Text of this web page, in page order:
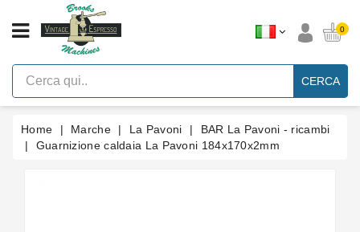
CATEGORIA
Macchine
Per
Caffè
Espresso
Leva
Vintage
0
CERCA
Home Marche La Pavoni
BAR La Pavoni - ricambi
Guarnizione caldaia La Pavoni 184x170x2mm